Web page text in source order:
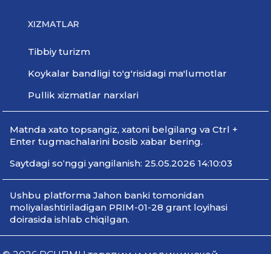
XIZMATLAR
Tibbiy turizm
Koykalar bandligi to'g'risidagi ma'lumotlar
Pullik xizmatlar narxlari
Мatnda xato topsangiz, xatoni belgilang va Ctrl +
Enter tugmachalarini bosib xabar bering.
Saytdagi so‘nggi yangilanish: 25.05.2026 14:10:03
Ushbu platforma Jahon banki tomonidan
moliyalashtiriladigan PRIM-01-28 grant loyihasi
doirasida ishlab chiqilgan.